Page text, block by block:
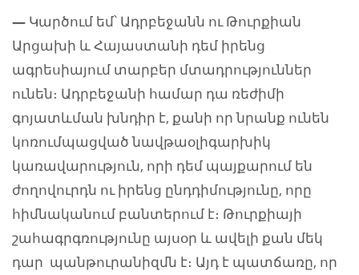
— Կարծում եմ՝ Ադրբեջանն ու Թուրքիան
Արցախի և Հայաստանի դեմ իրենց
ագրեսիայում տարբեր մտադրություններ
ունեն։ Ադրբեջանի համար դա ռեժիմի
գոյատևման խնդիր է, քանի որ նրանք ունեն
կոռումպացված նավթաօլիգարխիկ
կառավարություն, որի դեմ պայքարում են
ժողովուրդն ու իրենց ընդդիմությունը, որը
հիմնականում բանտերում է։ Թուրքիայի
շահագրգռությունը այսօր և ավելի քան մեկ
դար պանթուրանիզմն է։ Այդ է պատճառը, որ